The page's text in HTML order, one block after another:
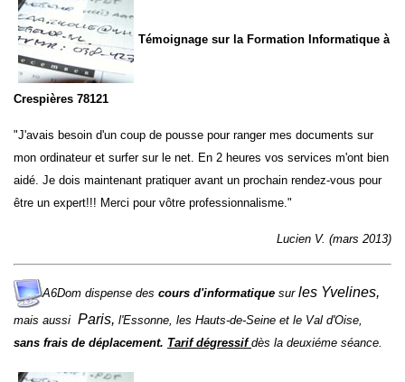
Témoignage sur la Formation Informatique à
Crespières 78121
"J'avais besoin d'un coup de pousse pour ranger mes documents sur
mon ordinateur et surfer sur le net. En 2 heures vos services m'ont bien
aidé. Je dois maintenant pratiquer avant un prochain rendez-vous pour
être un expert!!! Merci pour vôtre professionnalisme."
Lucien V. (mars 2013)
A6Dom dispense des cours d'informatique sur les Yvelines,
mais aussi Paris, l'Essonne, les Hauts-de-Seine et le Val d'Oise,
sans frais de déplacement. Tarif dégressif dès la deuxiéme séance.